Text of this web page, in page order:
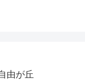
由が丘